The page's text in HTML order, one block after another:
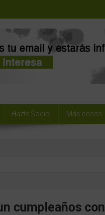
Hazte Socio Más cosas
cumpleaños con